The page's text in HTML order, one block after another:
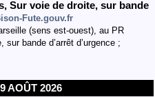
, Sur voie de droite, sur bande
Fute.gouv.fr
(sens est-ouest), au PR
bande d’arrêt d’urgence ;
AOÛT 2026